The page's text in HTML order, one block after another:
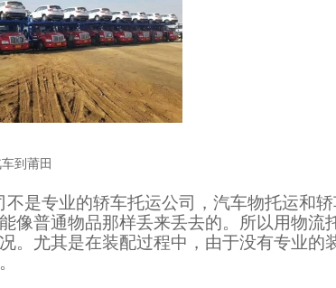
到莆田
不是专业的轿车托运公司，汽车物托运和
像普通物品那样丢来丢去的。所以用物
。尤其是在装配过程中，由于没有专业